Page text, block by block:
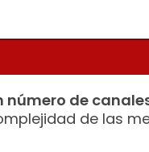
número de
de las